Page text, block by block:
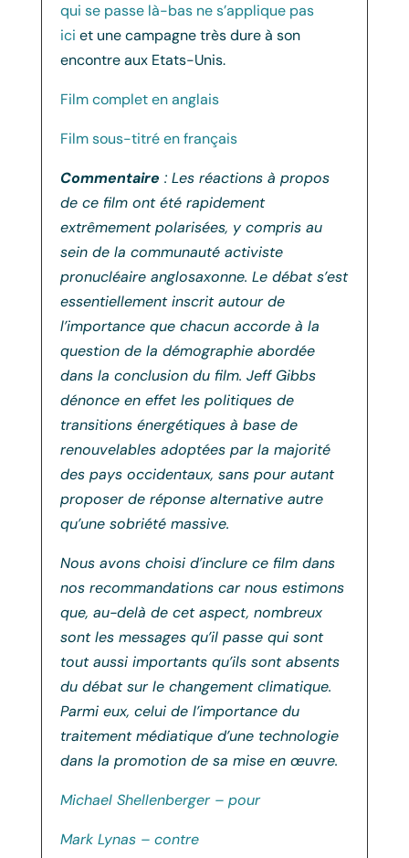
qui se passe là-bas ne s’applique pas
ici et une campagne très dure à son
encontre aux Etats-Unis.
Film complet en anglais
Film sous-titré en français
Commentaire : Les réactions à propos
de ce film ont été rapidement
extrêmement polarisées, y compris au
sein de la communauté activiste
pronucléaire anglosaxonne. Le débat s’est
essentiellement inscrit autour de
l’importance que chacun accorde à la
question de la démographie abordée
dans la conclusion du film. Jeff Gibbs
dénonce en effet les politiques de
transitions énergétiques à base de
renouvelables adoptées par la majorité
des pays occidentaux, sans pour autant
proposer de réponse alternative autre
qu’une sobriété massive.
Nous avons choisi d’inclure ce film dans
nos recommandations car nous estimons
que, au-delà de cet aspect, nombreux
sont les messages qu’il passe qui sont
tout aussi importants qu’ils sont absents
du débat sur le changement climatique.
Parmi eux, celui de l’importance du
traitement médiatique d’une technologie
dans la promotion de sa mise en œuvre.
Michael Shellenberger – pour
Mark Lynas – contre